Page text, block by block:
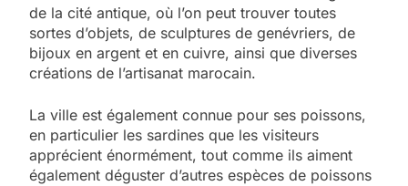
de la cité antique, où l’on peut trouver toutes
sortes d’objets, de sculptures de genévriers, de
bijoux en argent et en cuivre, ainsi que diverses
créations de l’artisanat marocain.
La ville est également connue pour ses poissons,
en particulier les sardines que les visiteurs
apprécient énormément, tout comme ils aiment
également déguster d’autres espèces de poissons